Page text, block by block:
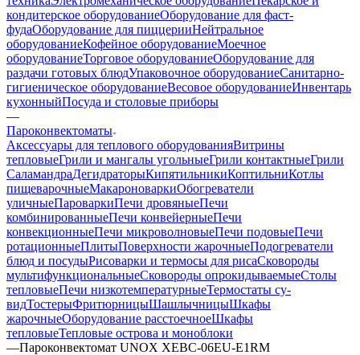
кондитерское оборудованиеОборудование для фаст-
фудаОборудование для пиццерииНейтральное
оборудованиеКофейное оборудованиеМоечное
оборудованиеТорговое оборудованиеОборудование для
раздачи готовых блюдУпаковочное оборудованиеСанитарно-
гигиеническое оборудованиеВесовое оборудованиеИнвентарь
кухонныйПосуда и столовые приборы
—
Пароконвектоматы
Аксессуары для теплового оборудованияВитрины
тепловыеГрили и мангалы угольныеГрили контактныеГрили
СаламандраДегидраторыКипятильникиКоптильниКотлы
пищеварочныеМакароноваркиОбогреватели
уличныеПароваркиПечи дровяныеПечи
комбинированныеПечи конвейерныеПечи
конвекционныеПечи микроволновыеПечи подовыеПечи
ротационныеПлитыПоверхности жарочныеПодогреватели
блюд и посудыРисоварки и термосы для рисаСковороды
мультифункциональныеСковороды опрокидываемыеСтолы
тепловыеПечи низкотемпературныеТермостаты су-
видТостерыФритюрницыШашлычницыШкафы
жарочныеОборудование расстоечноеШкафы
тепловыеТепловые острова и моноблоки
—Пароконвектомат UNOX XEBC-06EU-E1RM